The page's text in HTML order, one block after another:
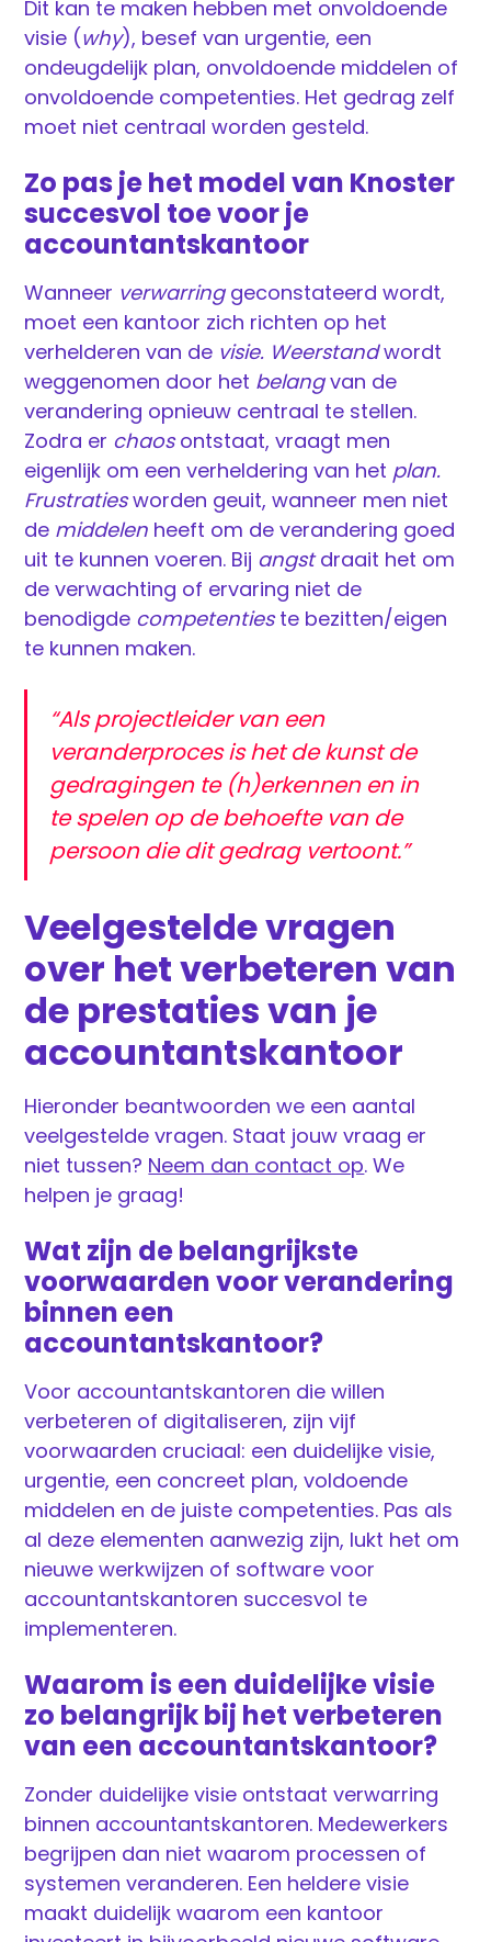
Dit kan te maken hebben met onvoldoende
visie (why), besef van urgentie, een
ondeugdelijk plan, onvoldoende middelen of
onvoldoende competenties. Het gedrag zelf
moet niet centraal worden gesteld.
Zo pas je het model van Knoster
succesvol toe voor je
accountantskantoor
Wanneer verwarringgeconstateerd wordt,
moet een kantoor zich richten op het
verhelderen van de visie. Weerstandwordt
weggenomen door het belangvan de
verandering opnieuw centraal te stellen.
Zodra er chaosontstaat, vraagt men
eigenlijk om een verheldering van het plan.
Frustratiesworden geuit, wanneer men niet
de middelen heeft om de verandering goed
uit te kunnen voeren. Bij angstdraait het om
de verwachting of ervaring niet de
benodigde competentieste bezitten/eigen
te kunnen maken.
“Als projectleider van een
veranderproces is het de kunst de
gedragingen te (h)erkennen en in
te spelen op de behoefte van de
persoon die dit gedrag vertoont.”
Veelgestelde vragen
over het verbeteren van
de prestaties van je
accountantskantoor
Hieronder beantwoorden we een aantal
veelgestelde vragen. Staat jouw vraag er
niet tussen? Neem dan contact op. We
helpen je graag!
Wat zijn de belangrijkste
voorwaarden voor verandering
binnen een
accountantskantoor?
Voor accountantskantoren die willen
verbeteren of digitaliseren, zijn vijf
voorwaarden cruciaal: een duidelijke visie,
urgentie, een concreet plan, voldoende
middelen en de juiste competenties. Pas als
al deze elementen aanwezig zijn, lukt het om
nieuwe werkwijzen of software voor
accountantskantoren succesvol te
implementeren.
Waarom is een duidelijke visie
zo belangrijk bij het verbeteren
van een accountantskantoor?
Zonder duidelijke visie ontstaat verwarring
binnen accountantskantoren. Medewerkers
begrijpen dan niet waarom processen of
systemen veranderen. Een heldere visie
maakt duidelijk waarom een kantoor